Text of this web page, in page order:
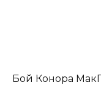
Бой Конора